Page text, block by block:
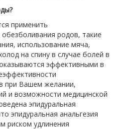
применить
родов, такие
использование мяча,
на спину в случае болей в
эффективными в
при Вашем желании,
и возможности медицинской
эпидуральная
эпидуральная анальгезия
риском удлинения